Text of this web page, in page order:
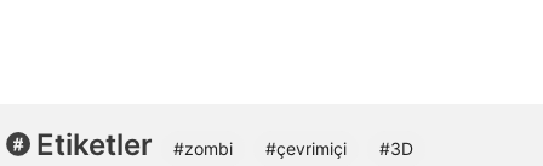
Etiketler #zombi #çevrimiçi #3D